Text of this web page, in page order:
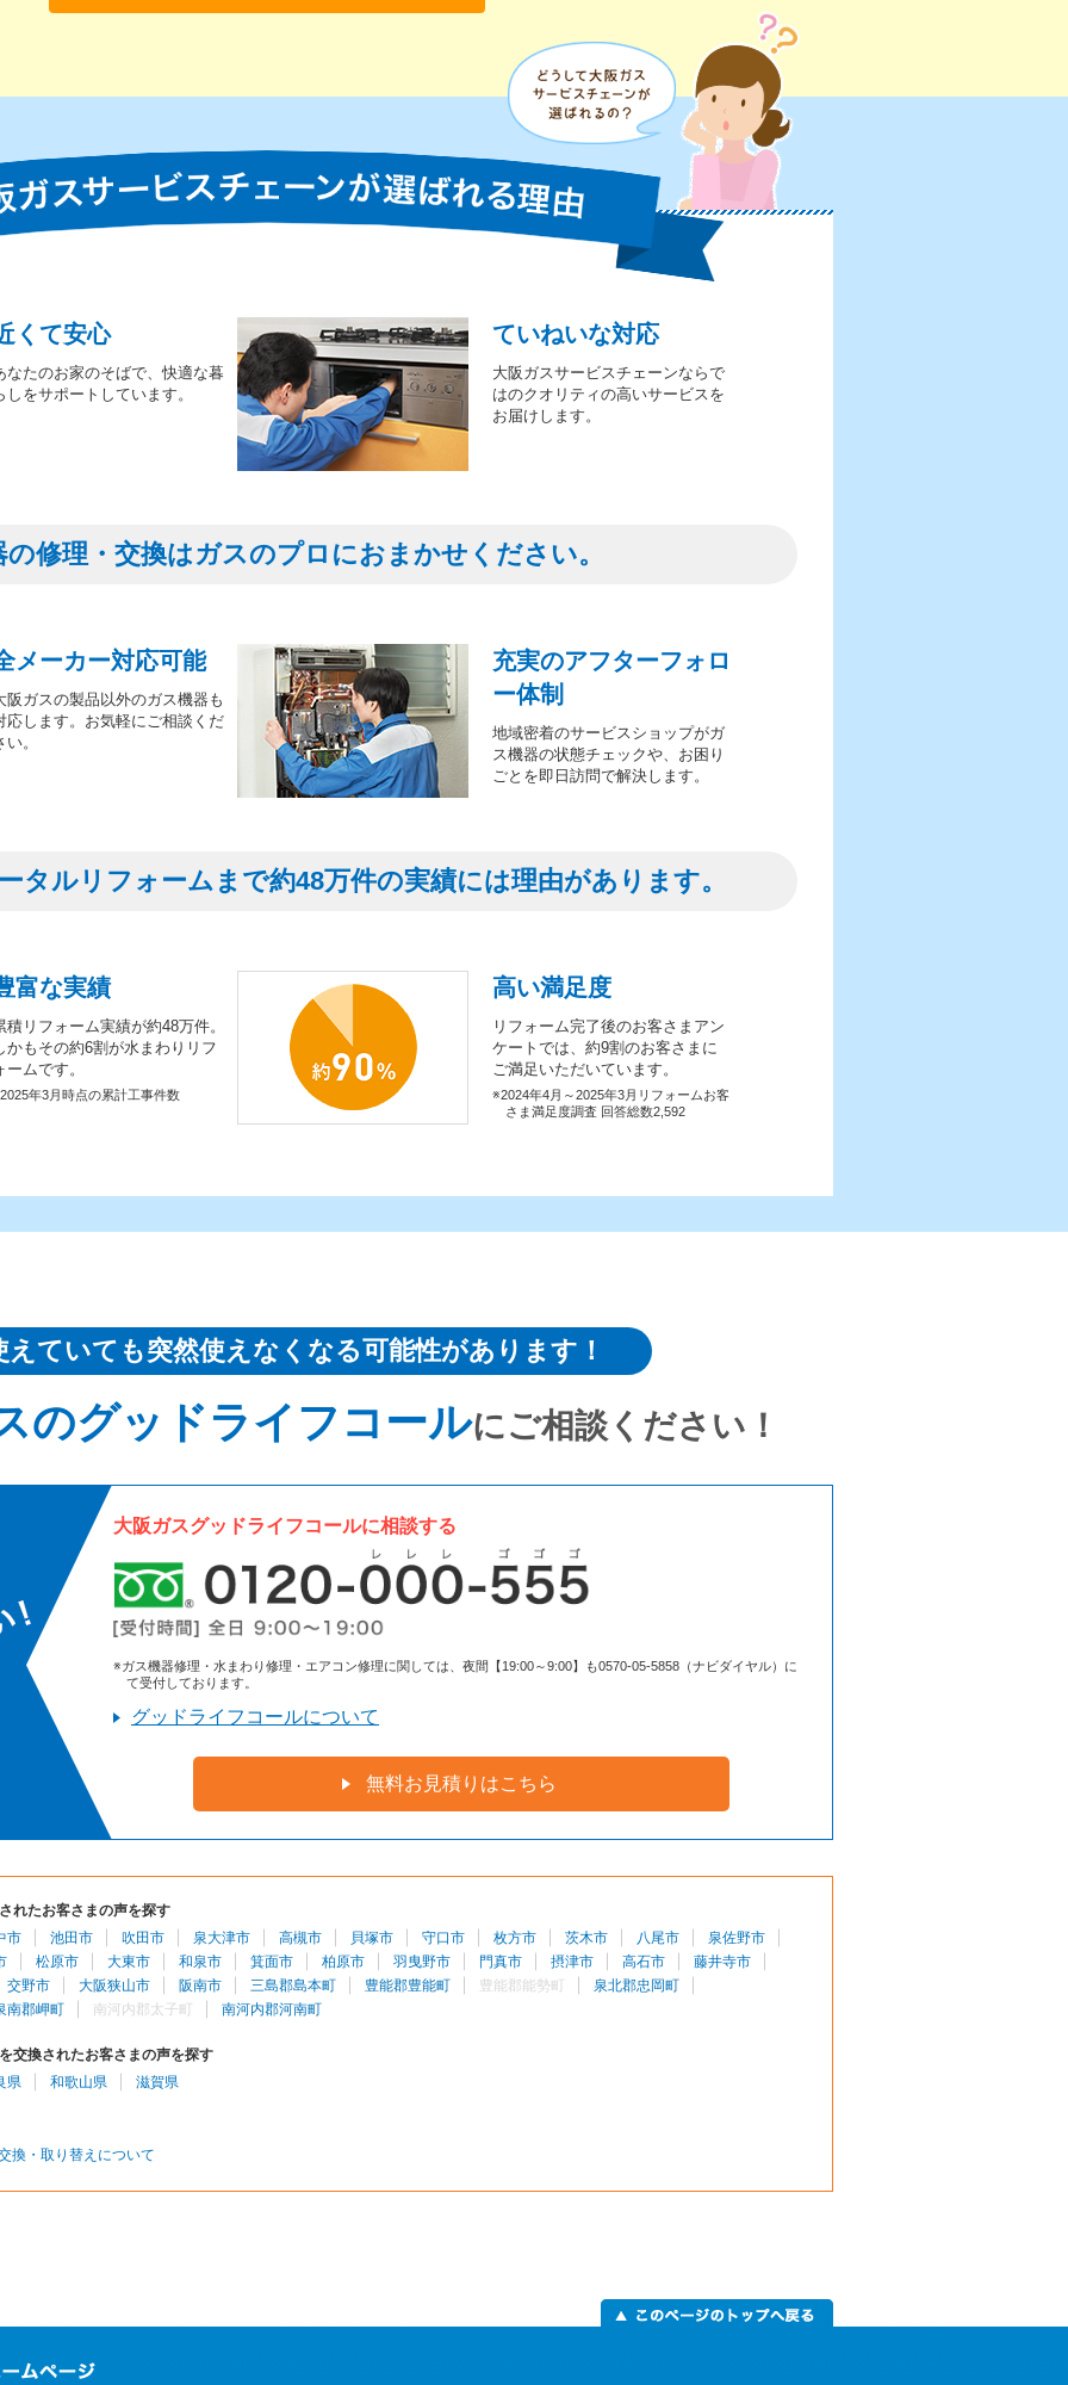
くて安心
なたのお家のそばで、快適な暮
しをサポートしています。
ていねいな対応
大阪ガスサービスチェーンならで
はのクオリティの高いサービスを
お届けします。
の修理・交換はガスのプロにおまかせください。
メーカー対応可能
阪ガスの製品以外のガス機器も
応します。お気軽にご相談くだ
い。
充実のアフターフォロ
ー体制
地域密着のサービスショップがガ
ス機器の状態チェックや、お困り
ごとを即日訪問で解決します。
タルリフォームまで約48万件の実績には理由があります。
富な実績
積リフォーム実績が約48万件。
かもその約6割が水まわりリフ
ームです。
年3月時点の累計工事件数
高い満足度
リフォーム完了後のお客さまアン
ケートでは、約9割のお客さまに
ご満足いただいています。
※2024年4月～2025年3月リフォームお客
さま満足度調査 回答総数2,592
えていても突然使えなくなる可能性があります！
のグッドライフコールにご相談ください！
大阪ガスグッドライフコールに相談する
※ガス機器修理・水まわり修理・エアコン修理に関しては、夜間【19:00～9:00】も0570-05-5858（ナビダイヤル）に
て受付しております。
グッドライフコールについて
無料お見積りはこちら
れたお客さまの声を探す
市
池田市 吹田市 泉大津市 高槻市 貝塚市 守口市 枚方市 茨木市 八尾市
泉佐野市
松原市 大東市 和泉市 箕面市 柏原市 羽曳野市 門真市 摂津市 高石市
藤井寺市
交野市
大阪狭山市 阪南市 三島郡島本町 豊能郡豊能町 豊能郡能勢町
泉北郡忠岡町
南郡岬町
南河内郡太子町 南河内郡河南町
交換されたお客さまの声を探す
県
和歌山県 滋賀県
換・取り替えについて